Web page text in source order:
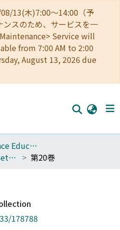
13(木)7:00～14:00（予
スのため、サービスを一
Service will
from 7:00 AM to 2:00
August 13, 2026 due
590_Field Science Education and Research Center
Annual report of the Seto Marine Biological Laboratory
第20巻
178788